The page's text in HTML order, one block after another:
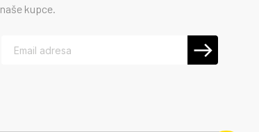
naše kupce.